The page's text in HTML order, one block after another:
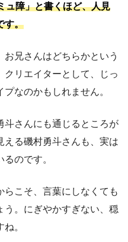
ュ障」と書くほど、人見
す。
兄さんはどちらかという
クリエイターとして、じっ
なのかもしれません。
斗さんにも通じるところが
える磯村勇斗さんも、実は
のです。
こそ、言葉にしなくても
う。にぎやかすぎない、穏
。